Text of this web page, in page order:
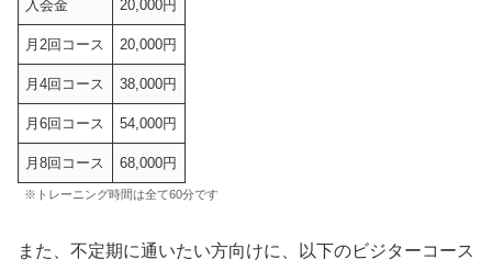
入会金 20,000円
月2回コース 20,000円
月4回コース 38,000円
月6回コース 54,000円
月8回コース 68,000円
※トレーニング時間は全て60分です
また、不定期に通いたい方向けに、以下のビジターコース